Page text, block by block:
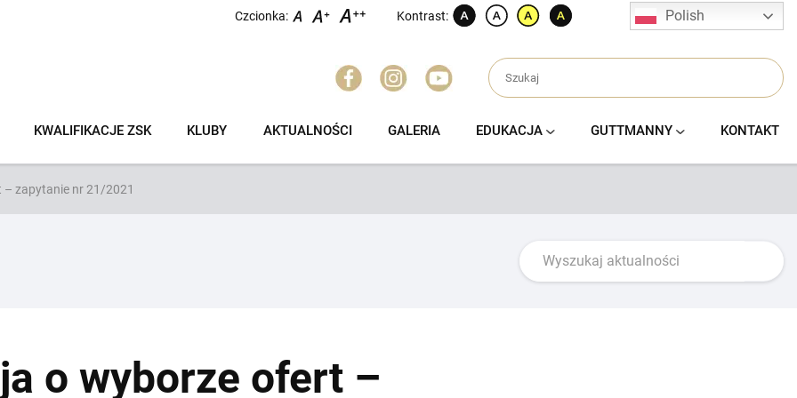
Czcionka: Kontrast: Polish
KWALIFIKACJE ZSK KLUBY AKTUALNOŚCI GALERIA EDUKACJA GUTTMANNY KONTAKT
zapytanie nr 21/2021
o wyborze ofert –